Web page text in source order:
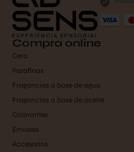
Compra online
Cera
Parafinas
Fragancias a base de agua
Fragancias a base de aceite
Colorantes
Envases
Accesorios